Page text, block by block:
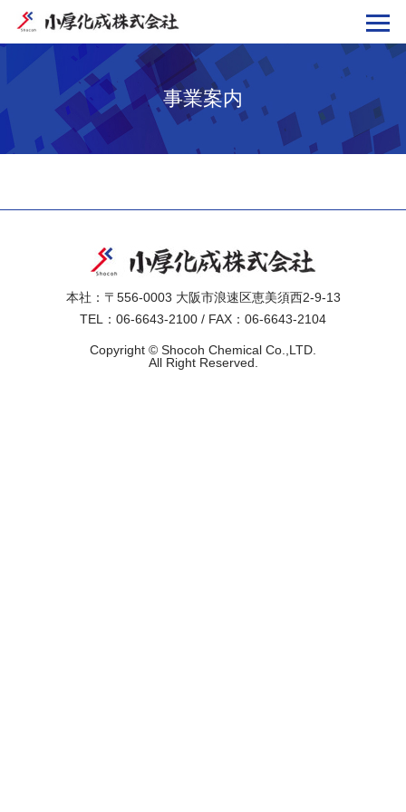
事業案内
本社：〒556-0003 大阪市浪速区恵美須西2-9-13
TEL： 06-6643-2100 / FAX：06-6643-2104
Copyright © Shocoh Chemical Co.,LTD.
All Right Reserved.